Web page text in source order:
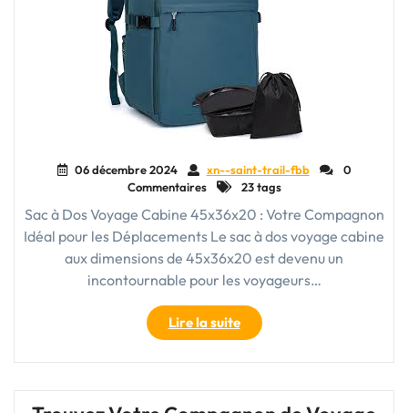
voyages"
06 décembre 2024 xn--saint-trail-fbb
0
Commentaires
23 tags
Sac à Dos Voyage Cabine 45x36x20 : Votre Compagnon
Idéal pour les Déplacements Le sac à dos voyage cabine
aux dimensions de 45x36x20 est devenu un
incontournable pour les voyageurs…
Lire la suite"Sac
à
Dos